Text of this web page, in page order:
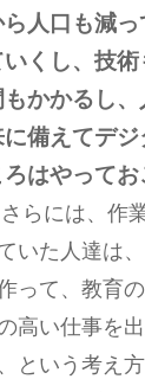
人口も減っ
くし、技術
かかるし、
備えてデジ
はやってお
らには、作
いた人達は
って、教育
高い仕事を
という考え